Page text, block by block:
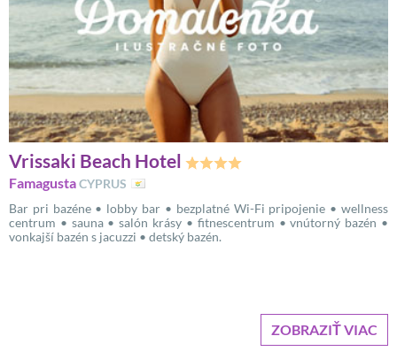
Vrissaki Beach Hotel
FamagustaCYPRUS
Bar pri bazéne • lobby bar • bezplatné Wi-Fi pripojenie • wellness
centrum • sauna • salón krásy • fitnescentrum • vnútorný bazén •
vonkajší bazén s jacuzzi • detský bazén.
ZOBRAZIŤ VIAC